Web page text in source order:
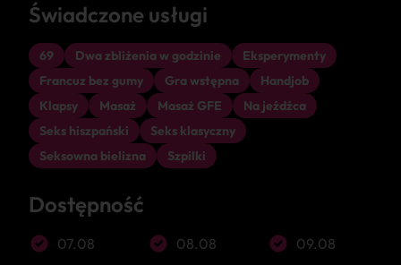
Świadczone usługi
69 Dwa zbliżenia w godzinie
Eksperymenty
Francuz bez gumy
Gra wstępna
Handjob
Klapsy
Masaż Masaż GFE
Na jeźdźca
Seks hiszpański
Seks klasyczny
Seksowna bielizna
Szpilki
Dostępność
07.08 08.08
09.08